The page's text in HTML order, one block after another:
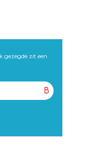
gezegde zit een
B